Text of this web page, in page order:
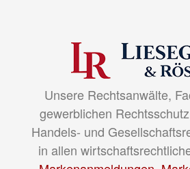
Unsere Rechtsanwälte,
gewerblichen
Handels- und
in allen